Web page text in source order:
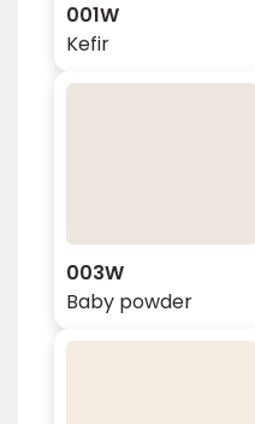
001W
Kefir
003W
Baby powder